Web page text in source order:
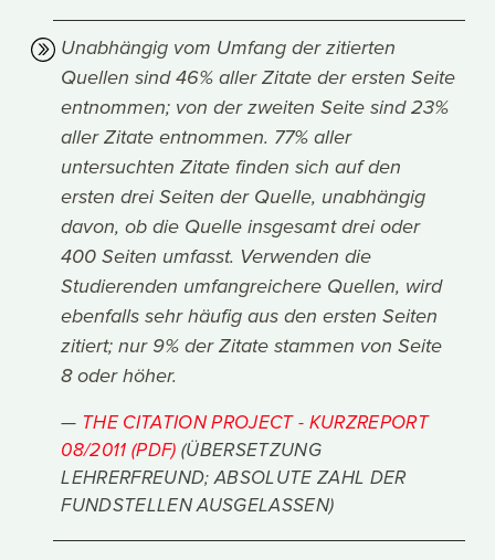
Unabhängig vom Umfang der zitierten
Quellen sind 46% aller Zitate der ersten Seite
entnommen; von der zweiten Seite sind 23%
aller Zitate entnommen. 77% aller
untersuchten Zitate finden sich auf den
ersten drei Seiten der Quelle, unabhängig
davon, ob die Quelle insgesamt drei oder
400 Seiten umfasst. Verwenden die
Studierenden umfangreichere Quellen, wird
ebenfalls sehr häufig aus den ersten Seiten
zitiert; nur 9% der Zitate stammen von Seite
8 oder höher.
THE CITATION PROJECT - KURZREPORT
08/2011 (PDF) (ÜBERSETZUNG
LEHRERFREUND; ABSOLUTE ZAHL DER
FUNDSTELLEN AUSGELASSEN)